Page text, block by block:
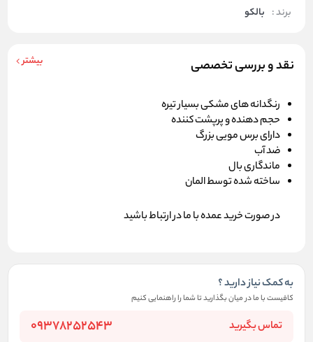
برند : بالکو
نقد و بررسی تخصصی بیشتر
رنگدانه های مشکی بسیار تیره
حجم دهنده و پرپشت کننده
دارای برس مویی بزرگ
ضد آب
ماندگاری بال
ساخته شده توسط المان
در صورت خرید عمده با ما در ارتباط باشید
به کمک نیاز دارید ؟
کافیست با ما در میان بگذارید تا شما را راهنمایی کنیم
تماس بگیرید 09378252543